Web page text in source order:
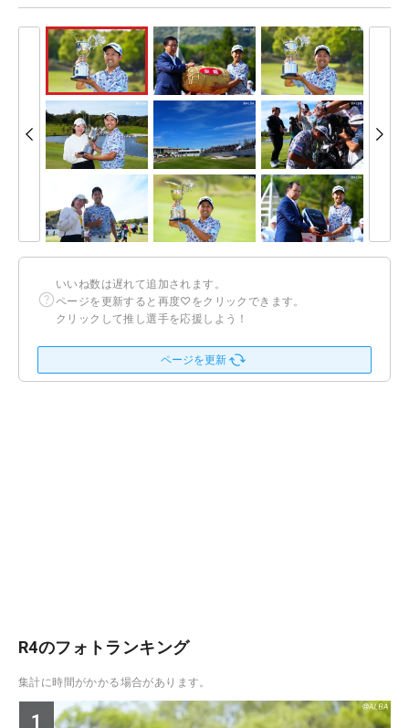
いいね数は遅れて追加されます。
ページを更新すると再度♡をクリックできます。
クリックして推し選手を応援しよう！
ページを更新
R4のフォトランキング
集計に時間がかかる場合があります。
1